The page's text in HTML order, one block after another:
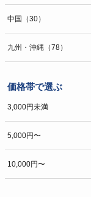
中国（30）
九州・沖縄（78）
価格帯で選ぶ
3,000円未満
5,000円〜
10,000円〜